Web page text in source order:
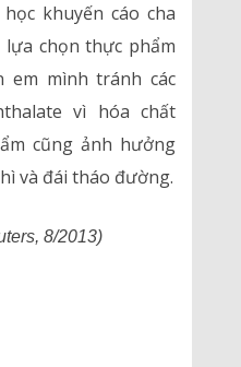
khuyến cáo cha
chọn thực phẩm
em mình tránh các
vì hóa chất
cũng ảnh hưởng
và đái tháo đường.
8/2013)